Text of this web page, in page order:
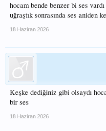
hocam bende benzer bi ses
uğraştık sonrasında ses aniden
18 Haziran 2026
Keşke dediğiniz gibi olsaydı
bir ses
18 Haziran 2026